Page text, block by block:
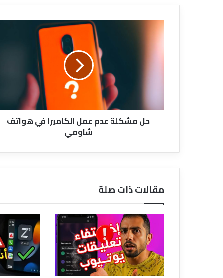
حل
حل مشكلة عدم عمل الكاميرا في هواتف
شاومي
مقالات ذات صلة